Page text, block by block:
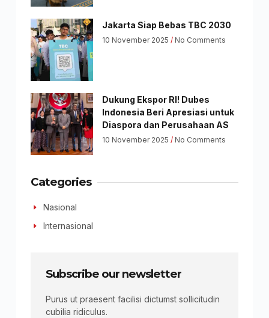
Jakarta Siap Bebas TBC 2030
10 November 2025 No Comments
Dukung Ekspor RI! Dubes
Indonesia Beri Apresiasi untuk
Diaspora dan Perusahaan AS
10 November 2025 No Comments
Categories
Nasional
Internasional
Subscribe our newsletter
Purus ut praesent facilisi dictumst sollicitudin
cubilia ridiculus.